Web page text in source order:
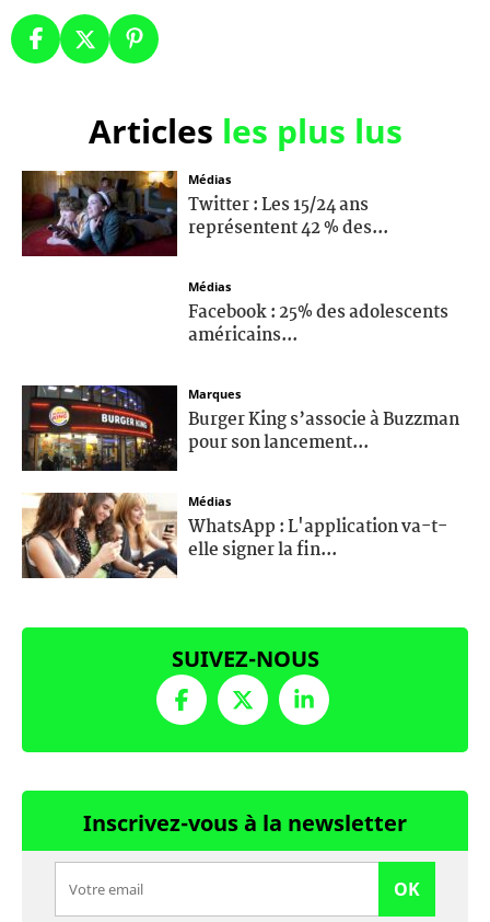
Articles les plus lus
Médias
Twitter : Les 15/24 ans
représentent 42 % des...
Médias
Facebook : 25% des adolescents
américains...
Marques
Burger King s’associe à Buzzman
pour son lancement...
Médias
WhatsApp : L'application va-t-
elle signer la fin...
SUIVEZ-NOUS
Inscrivez-vous à la newsletter
OK